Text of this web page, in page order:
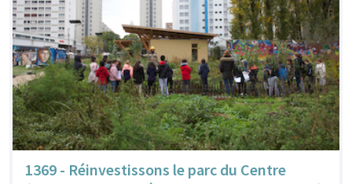
1369 - Réinvestissons le parc du Centre